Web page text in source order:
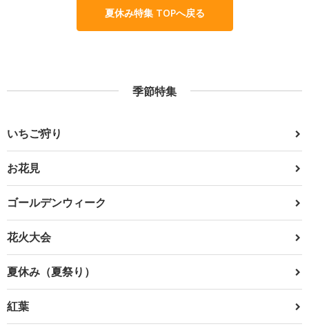
夏休み特集 TOPへ戻る
季節特集
いちご狩り
お花見
ゴールデンウィーク
花火大会
夏休み（夏祭り）
紅葉